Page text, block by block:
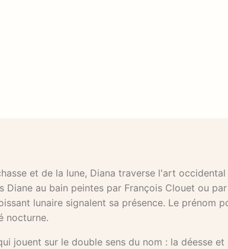
et de la lune, Diana traverse l'art occidental
Diane au bain peintes par François Clouet ou par
lunaire signalent sa présence. Le prénom
nocturne.
jouent sur le double sens du nom : la déesse et